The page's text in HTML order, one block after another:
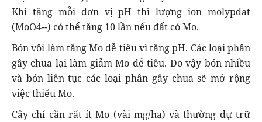
Khi tăng mỗi đơn vị pH thì lượng ion molypdat
(MoO4--) có thể tăng 10 lần nếu đất có Mo.
Bón vôi làm tăng Mo dễ tiêu vì tăng pH. Các loại phân
gây chua lại làm giảm Mo dễ tiêu. Do vậy bón nhiều
và bón liên tục các loại phân gây chua sẽ mở rộng
việc thiếu Mo.
Cây chỉ cần rất ít Mo (vài mg/ha) và thường dự trữ